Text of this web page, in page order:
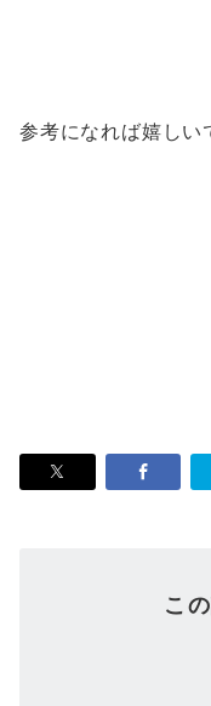
参考になれば嬉しい
こ